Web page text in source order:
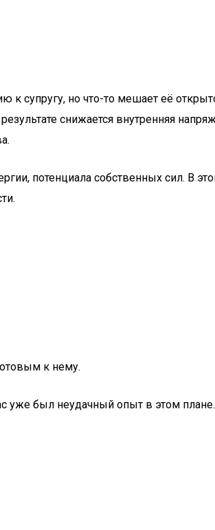
к супругу, но что-то мешает её
снижается внутренняя
потенциала собственных сил. В
к нему.
уже был неудачный опыт в этом плане.